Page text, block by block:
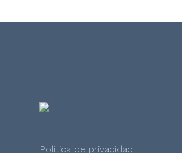
Política de privacidad